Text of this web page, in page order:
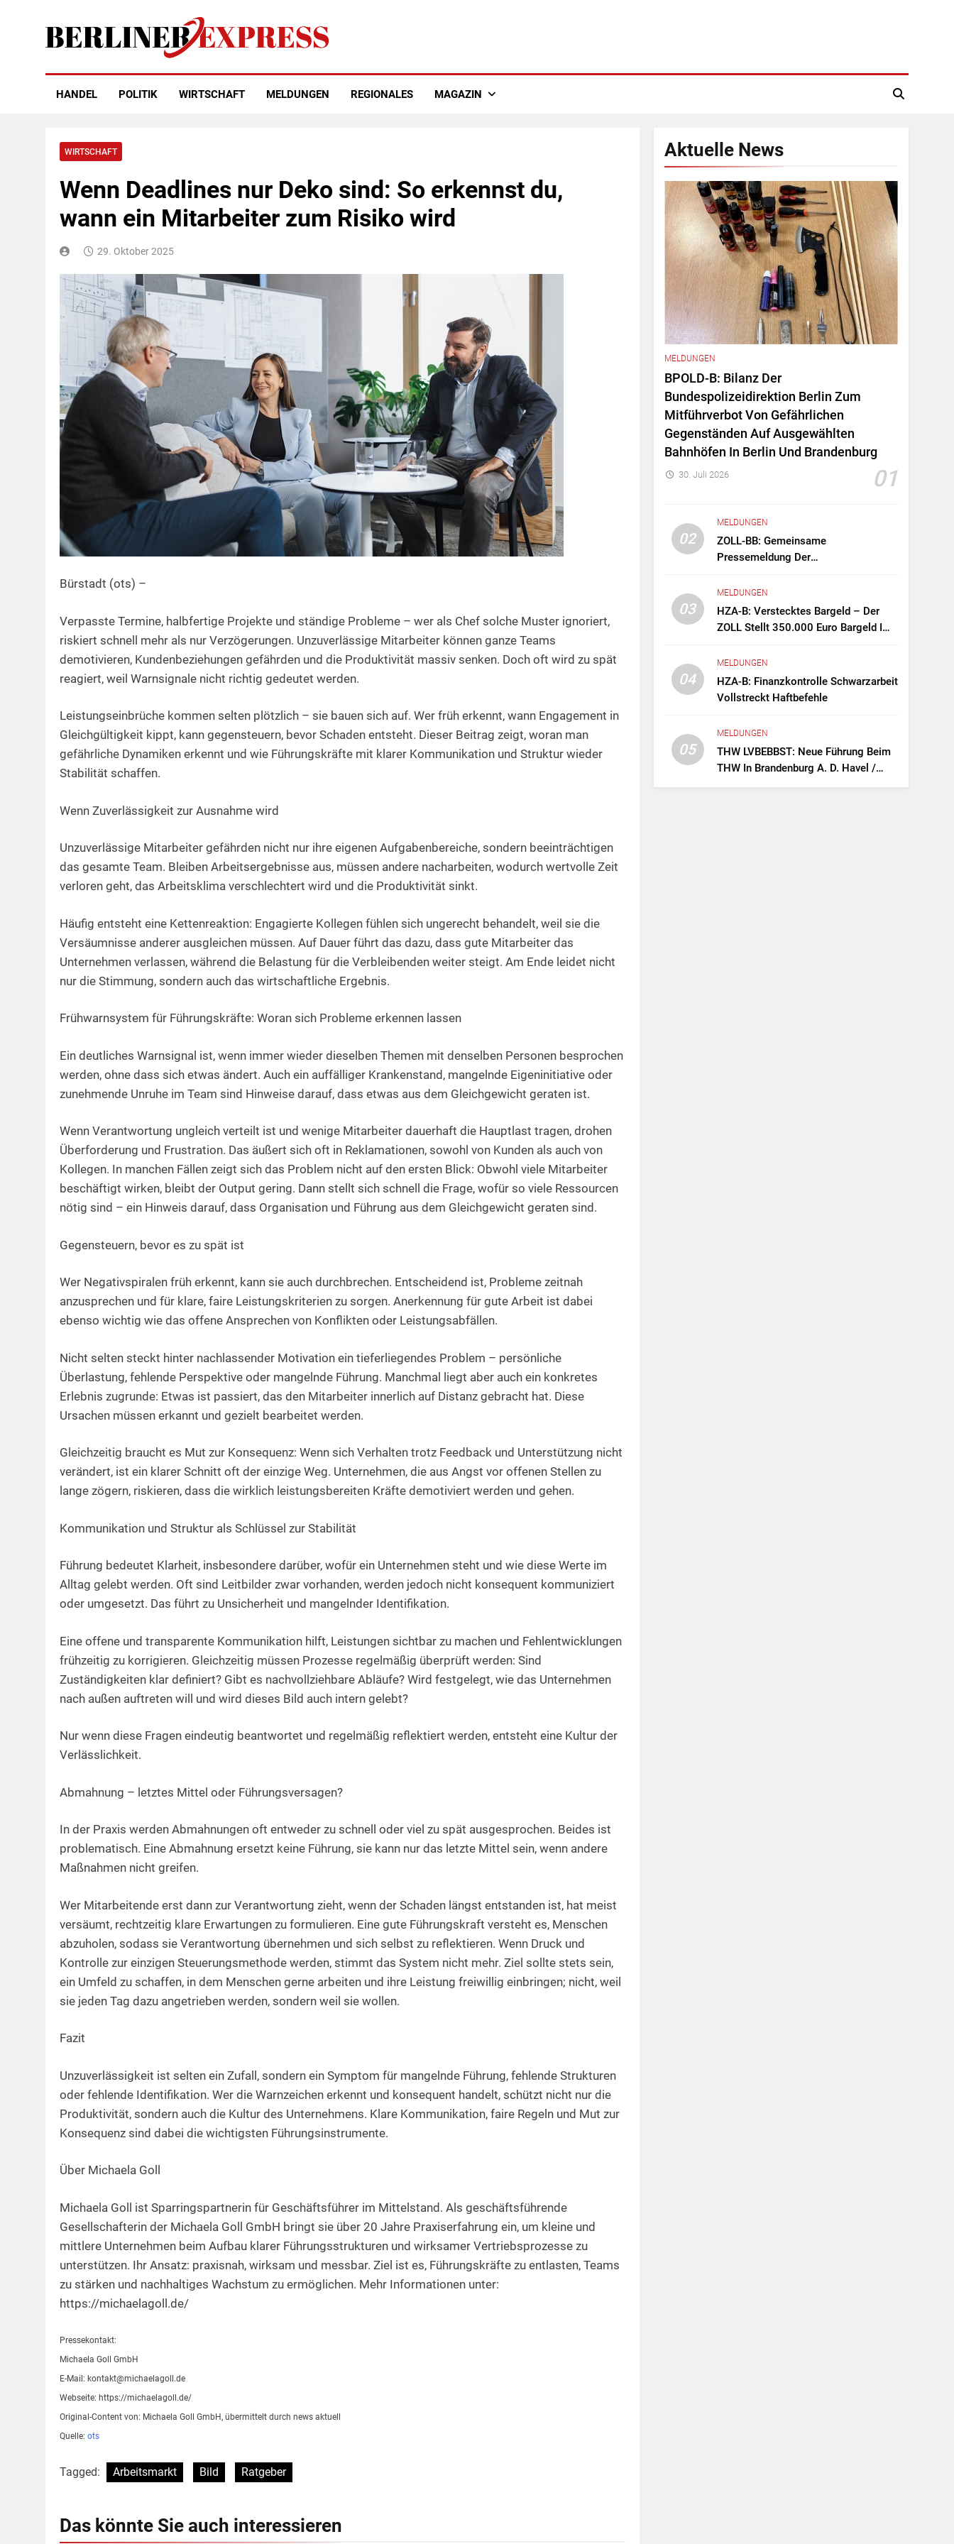
Berliner Express
HANDEL POLITIK WIRTSCHAFT MELDUNGEN REGIONALES MAGAZIN
WIRTSCHAFT
Wenn Deadlines nur Deko sind: So erkennst du,
wann ein Mitarbeiter zum Risiko wird
29. Oktober 2025
Bürstadt (ots) –
Verpasste Termine, halbfertige Projekte und ständige Probleme – wer als Chef solche Muster ignoriert,
riskiert schnell mehr als nur Verzögerungen. Unzuverlässige Mitarbeiter können ganze Teams
demotivieren, Kundenbeziehungen gefährden und die Produktivität massiv senken. Doch oft wird zu spät
reagiert, weil Warnsignale nicht richtig gedeutet werden.
Leistungseinbrüche kommen selten plötzlich – sie bauen sich auf. Wer früh erkennt, wann Engagement in
Gleichgültigkeit kippt, kann gegensteuern, bevor Schaden entsteht. Dieser Beitrag zeigt, woran man
gefährliche Dynamiken erkennt und wie Führungskräfte mit klarer Kommunikation und Struktur wieder
Stabilität schaffen.
Wenn Zuverlässigkeit zur Ausnahme wird
Unzuverlässige Mitarbeiter gefährden nicht nur ihre eigenen Aufgabenbereiche, sondern beeinträchtigen
das gesamte Team. Bleiben Arbeitsergebnisse aus, müssen andere nacharbeiten, wodurch wertvolle Zeit
verloren geht, das Arbeitsklima verschlechtert wird und die Produktivität sinkt.
Häufig entsteht eine Kettenreaktion: Engagierte Kollegen fühlen sich ungerecht behandelt, weil sie die
Versäumnisse anderer ausgleichen müssen. Auf Dauer führt das dazu, dass gute Mitarbeiter das
Unternehmen verlassen, während die Belastung für die Verbleibenden weiter steigt. Am Ende leidet nicht
nur die Stimmung, sondern auch das wirtschaftliche Ergebnis.
Frühwarnsystem für Führungskräfte: Woran sich Probleme erkennen lassen
Ein deutliches Warnsignal ist, wenn immer wieder dieselben Themen mit denselben Personen besprochen
werden, ohne dass sich etwas ändert. Auch ein auffälliger Krankenstand, mangelnde Eigeninitiative oder
zunehmende Unruhe im Team sind Hinweise darauf, dass etwas aus dem Gleichgewicht geraten ist.
Wenn Verantwortung ungleich verteilt ist und wenige Mitarbeiter dauerhaft die Hauptlast tragen, drohen
Überforderung und Frustration. Das äußert sich oft in Reklamationen, sowohl von Kunden als auch von
Kollegen. In manchen Fällen zeigt sich das Problem nicht auf den ersten Blick: Obwohl viele Mitarbeiter
beschäftigt wirken, bleibt der Output gering. Dann stellt sich schnell die Frage, wofür so viele Ressourcen
nötig sind – ein Hinweis darauf, dass Organisation und Führung aus dem Gleichgewicht geraten sind.
Gegensteuern, bevor es zu spät ist
Wer Negativspiralen früh erkennt, kann sie auch durchbrechen. Entscheidend ist, Probleme zeitnah
anzusprechen und für klare, faire Leistungskriterien zu sorgen. Anerkennung für gute Arbeit ist dabei
ebenso wichtig wie das offene Ansprechen von Konflikten oder Leistungsabfällen.
Nicht selten steckt hinter nachlassender Motivation ein tieferliegendes Problem – persönliche
Überlastung, fehlende Perspektive oder mangelnde Führung. Manchmal liegt aber auch ein konkretes
Erlebnis zugrunde: Etwas ist passiert, das den Mitarbeiter innerlich auf Distanz gebracht hat. Diese
Ursachen müssen erkannt und gezielt bearbeitet werden.
Gleichzeitig braucht es Mut zur Konsequenz: Wenn sich Verhalten trotz Feedback und Unterstützung nicht
verändert, ist ein klarer Schnitt oft der einzige Weg. Unternehmen, die aus Angst vor offenen Stellen zu
lange zögern, riskieren, dass die wirklich leistungsbereiten Kräfte demotiviert werden und gehen.
Kommunikation und Struktur als Schlüssel zur Stabilität
Führung bedeutet Klarheit, insbesondere darüber, wofür ein Unternehmen steht und wie diese Werte im
Alltag gelebt werden. Oft sind Leitbilder zwar vorhanden, werden jedoch nicht konsequent kommuniziert
oder umgesetzt. Das führt zu Unsicherheit und mangelnder Identifikation.
Eine offene und transparente Kommunikation hilft, Leistungen sichtbar zu machen und Fehlentwicklungen
frühzeitig zu korrigieren. Gleichzeitig müssen Prozesse regelmäßig überprüft werden: Sind
Zuständigkeiten klar definiert? Gibt es nachvollziehbare Abläufe? Wird festgelegt, wie das Unternehmen
nach außen auftreten will und wird dieses Bild auch intern gelebt?
Nur wenn diese Fragen eindeutig beantwortet und regelmäßig reflektiert werden, entsteht eine Kultur der
Verlässlichkeit.
Abmahnung – letztes Mittel oder Führungsversagen?
In der Praxis werden Abmahnungen oft entweder zu schnell oder viel zu spät ausgesprochen. Beides ist
problematisch. Eine Abmahnung ersetzt keine Führung, sie kann nur das letzte Mittel sein, wenn andere
Maßnahmen nicht greifen.
Wer Mitarbeitende erst dann zur Verantwortung zieht, wenn der Schaden längst entstanden ist, hat meist
versäumt, rechtzeitig klare Erwartungen zu formulieren. Eine gute Führungskraft versteht es, Menschen
abzuholen, sodass sie Verantwortung übernehmen und sich selbst zu reflektieren. Wenn Druck und
Kontrolle zur einzigen Steuerungsmethode werden, stimmt das System nicht mehr. Ziel sollte stets sein,
ein Umfeld zu schaffen, in dem Menschen gerne arbeiten und ihre Leistung freiwillig einbringen; nicht, weil
sie jeden Tag dazu angetrieben werden, sondern weil sie wollen.
Fazit
Unzuverlässigkeit ist selten ein Zufall, sondern ein Symptom für mangelnde Führung, fehlende Strukturen
oder fehlende Identifikation. Wer die Warnzeichen erkennt und konsequent handelt, schützt nicht nur die
Produktivität, sondern auch die Kultur des Unternehmens. Klare Kommunikation, faire Regeln und Mut zur
Konsequenz sind dabei die wichtigsten Führungsinstrumente.
Über Michaela Goll
Michaela Goll ist Sparringspartnerin für Geschäftsführer im Mittelstand. Als geschäftsführende
Gesellschafterin der Michaela Goll GmbH bringt sie über 20 Jahre Praxiserfahrung ein, um kleine und
mittlere Unternehmen beim Aufbau klarer Führungsstrukturen und wirksamer Vertriebsprozesse zu
unterstützen. Ihr Ansatz: praxisnah, wirksam und messbar. Ziel ist es, Führungskräfte zu entlasten, Teams
zu stärken und nachhaltiges Wachstum zu ermöglichen. Mehr Informationen unter:
https://michaelagoll.de/
Pressekontakt:
Michaela Goll GmbH
E-Mail: kontakt@michaelagoll.de
Webseite: https://michaelagoll.de/
Original-Content von: Michaela Goll GmbH, übermittelt durch news aktuell
Quelle: ots
Tagged: Arbeitsmarkt Bild Ratgeber
Das könnte Sie auch interessieren
Aktuelle News
MELDUNGEN
BPOLD-B: Bilanz Der
Bundespolizeidirektion Berlin Zum
Mitführverbot Von Gefährlichen
Gegenständen Auf Ausgewählten
Bahnhöfen In Berlin Und Brandenburg
01
30. Juli 2026
02
MELDUNGEN
ZOLL-BB: Gemeinsame
Pressemeldung Der
Zollfahndungsamtes Berlin-
Brandenburg Zollfahndung Hebt
Mutmaßliches Drogenlabor Aus
03
MELDUNGEN
HZA-B: Verstecktes Bargeld – Der
ZOLL Stellt 350.000 Euro Bargeld Im
04
MELDUNGEN
HZA-B: Finanzkontrolle Schwarzarbeit
Vollstreckt Haftbefehle
05
MELDUNGEN
THW LVBEBBST: Neue Führung Beim
THW In Brandenburg A. D. Havel /
Zwei Frauen An Der Spitze Des